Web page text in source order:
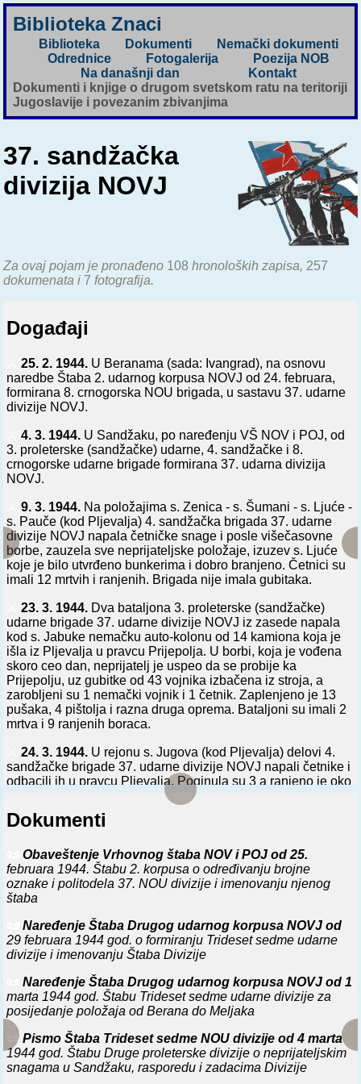
Biblioteka Znaci
Biblioteka Dokumenti
Nemački dokumenti
Odrednice
Fotogalerija
Poezija NOB
Na današnji dan
Kontakt
Dokumenti i knjige o drugom svetskom ratu na teritoriji
Jugoslavije i povezanim zbivanjima
37. sandžačka
divizija NOVJ
Za ovaj pojam je pronađeno 108 hronoloških zapisa, 257
dokumenata i 7 fotografija.
Događaji
25. 2. 1944. U Beranama (sada: Ivangrad), na osnovu
naredbe Štaba 2. udarnog korpusa NOVJ od 24. februara,
formirana 8. crnogorska NOU brigada, u sastavu 37. udarne
divizije NOVJ.
4. 3. 1944. U Sandžaku, po naređenju VŠ NOV i POJ, od
3. proleterske (sandžačke) udarne, 4. sandžačke i 8.
crnogorske udarne brigade formirana 37. udarna divizija
NOVJ.
9. 3. 1944. Na položajima s. Zenica - s. Šumani - s. Ljuće -
s. Pauče (kod Pljevalja) 4. sandžačka brigada 37. udarne
divizije NOVJ napala četničke snage i posle višečasovne
borbe, zauzela sve neprijateljske položaje, izuzev s. Ljuće
koje je bilo utvrđeno bunkerima i dobro branjeno. Četnici su
imali 12 mrtvih i ranjenih. Brigada nije imala gubitaka.
23. 3. 1944. Dva bataljona 3. proleterske (sandžačke)
udarne brigade 37. udarne divizije NOVJ iz zasede napala
kod s. Jabuke nemačku auto-kolonu od 14 kamiona koja je
išla iz Pljevalja u pravcu Prijepolja. U borbi, koja je vođena
skoro ceo dan, neprijatelj je uspeo da se probije ka
Prijepolju, uz gubitke od 43 vojnika izbačena iz stroja, a
zarobljeni su 1 nemački vojnik i 1 četnik. Zaplenjeno je 13
pušaka, 4 pištolja i razna druga oprema. Bataljoni su imali 2
mrtva i 9 ranjenih boraca.
24. 3. 1944. U rejonu s. Jugova (kod Pljevalja) delovi 4.
sandžačke brigade 37. udarne divizije NOVJ napali četnike i
odbacili ih u pravcu Pljevalja. Poginula su 3 a ranjeno je oko
20 četnika. Brigada je imala 2 mrtva i 14 ranjenih boraca.
⚔️ 4. 4. 1944. U rejonu s. Sljivenskog i s. Hoćevina oko 800
divizije NOVJ, koja se pod pritiskom neprijatelja povukla na
položaj s. Kakmuže - s. Vlahovići (kod Pljevalja). Gubici
neprijatelja: oko 20 mrtvih i ranjenih. Brigada je imala 3
mrtva i 4 ranjena borca.
11. 4. 1944. Nemačke i četničke snage i pripadnici
muslimanske milicije (oko 5000 vojnika), uz podršku
avijacije, preduzeli ofanzivna dejstva glavnim snagama od
delom snaga iz Pljevalja ka s. Đurđevića Tari protiv jedinica
37. udarne divizije NOVJ koje su zatvarale te pravce. Cilj
neprijatelja je bio: ovladati dolinom Lima, zauzeti Kolašin i
spojiti se sa snagama koje će napadati iz Podgorice (sada:
Titograd), razdvojiti 2. udarni korpus NOVJ i njegove jedinice
nabaciti na masiv pl. Sinjajevine i pl. Durmitora.
Dokumenti
Obaveštenje Vrhovnog štaba NOV i POJ od 25.
februara 1944. Štabu 2. korpusa o određivanju brojne
oznake i politodela 37. NOU divizije i imenovanju njenog
štaba
Naređenje Štaba Drugog udarnog korpusa NOVJ od
29 februara 1944 god. o formiranju Trideset sedme udarne
divizije i imenovanju Štaba Divizije
Naređenje Štaba Drugog udarnog korpusa NOVJ od 1
marta 1944 god. Štabu Trideset sedme udarne divizije za
posijedanje položaja od Berana do Meljaka
📜 Pismo Štaba Trideset sedme NOU divizije od 4 marta
1944 god. Štabu Druge proleterske divizije o neprijateljskim
snagama u Sandžaku, rasporedu i zadacima Divizije